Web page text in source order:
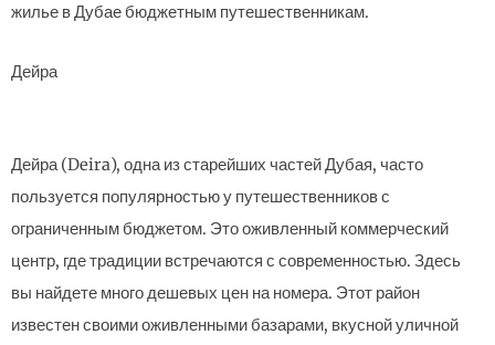
жилье в Дубае бюджетным путешественникам.
Дейра
Дейра (Deira), одна из старейших частей Дубая, часто
пользуется популярностью у путешественников с
ограниченным бюджетом. Это оживленный коммерческий
центр, где традиции встречаются с современностью. Здесь
вы найдете много дешевых цен на номера. Этот район
известен своими оживленными базарами, вкусной уличной